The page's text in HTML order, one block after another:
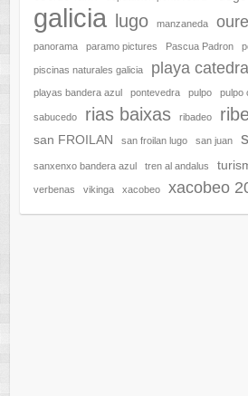
galicia lugo manzaneda
panorama paramo pictures Pascua Padron
piscinas naturales galicia playa
playas bandera azul pontevedra pulpo pulpo
sabucedo rias baixas ribadeo
san FROILAN san froilan lugo san juan
sanxenxo bandera azul tren al andalus
verbenas vikinga xacobeo xacobeo